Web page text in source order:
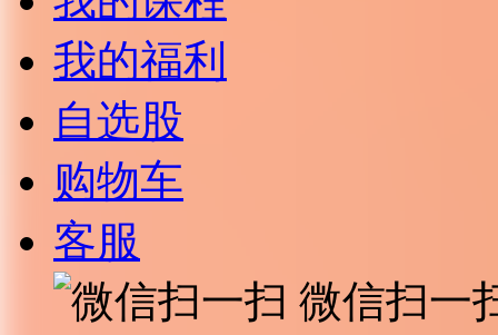
我的福利
自选股
购物车
客服
微信扫一